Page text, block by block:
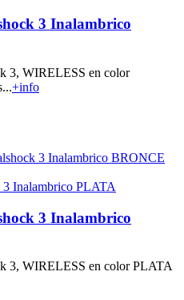
3 Inalambrico
3, WIRELESS en color
+info
3 Inalambrico BRONCE
3 Inalambrico
3, WIRELESS en color PLATA